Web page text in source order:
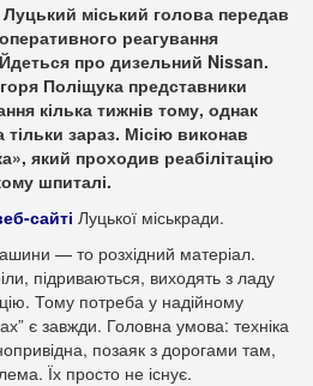
міський голова передав
реагування
про дизельний Nissan.
Поліщука представники
кілька тижнів тому, однак
тільки зараз. Місію виконав
який проходив реабілітацію
шпиталі.
сайті Луцької міськради.
— то розхідний матеріал.
підриваються, виходять з ладу
Тому потреба у надійному
є завжди. Головна умова: техніка
позаяк з дорогами там,
Їх просто не існує.